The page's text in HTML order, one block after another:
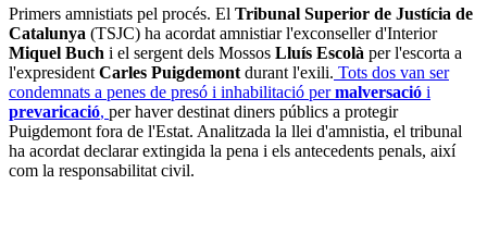
Primers amnistiats pel procés. El Tribunal Superior de Justícia de
Catalunya (TSJC) ha acordat amnistiar l'exconseller d'Interior
Miquel Buch i el sergent dels Mossos Lluís Escolà per l'escorta a
l'expresident Carles Puigdemont durant l'exili. Tots dos van ser
condemnats a penes de presó i inhabilitació permalversació i
prevaricació, per haver destinat diners públics a protegir
Puigdemont fora de l'Estat. Analitzada la llei d'amnistia, el tribunal
ha acordat declarar extingida la pena i els antecedents penals, així
com la responsabilitat civil.